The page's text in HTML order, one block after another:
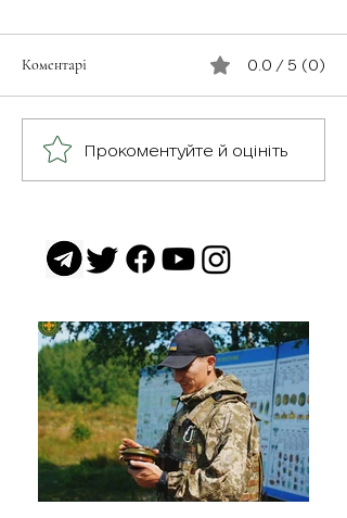
Герої серед нас: медик
Хітмен
Коментарі 0.0 / 5 (0)
Прокоментуйте й оцініть